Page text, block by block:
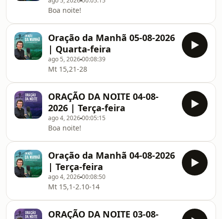
Boa noite!
Oração da Manhã 05-08-2026
| Quarta-feira
ago 5, 202600:08:39
Mt 15,21-28
ORAÇÃO DA NOITE 04-08-
2026 | Terça-feira
ago 4, 202600:05:15
Boa noite!
Oração da Manhã 04-08-2026
| Terça-feira
ago 4, 202600:08:50
Mt 15,1-2.10-14
ORAÇÃO DA NOITE 03-08-